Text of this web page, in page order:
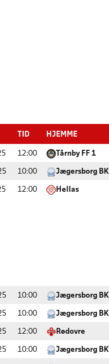
TID HJEMME
12:00 Tårnby FF 1
10:00 Jægersborg BK
12:00 Hellas
10:00 Jægersborg BK
10:00 Jægersborg BK
12:00 Rødovre
10:00 Jægersborg BK